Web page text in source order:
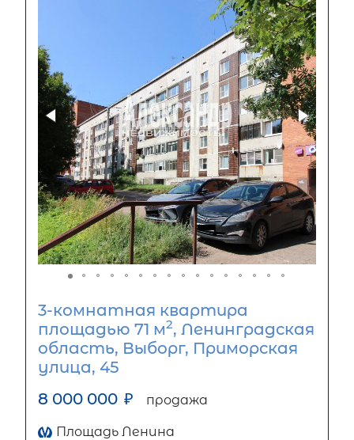
3-комнатная квартира
площадью 71 м2, Ленинградская
область, Выборг, Приморская
улица, 45
8 000 000 ₽ продажа
Площадь Ленина